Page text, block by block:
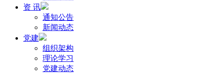
资 讯
通知公告
新闻动态
党建
组织架构
理论学习
党建动态